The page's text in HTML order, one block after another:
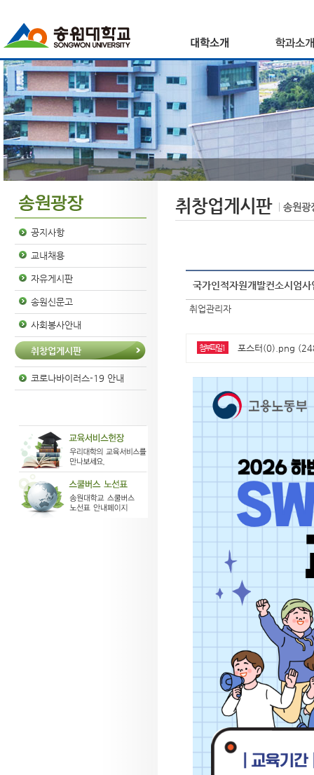
공지사항
교내채용
자유게시판
송원신문고
사회봉사안내
취창업게시판
코로나바이러스-19 안내
취창업게시판
국가인적자원개발컨소시엄
취업관리자
첨부파일1 포스터(0).png